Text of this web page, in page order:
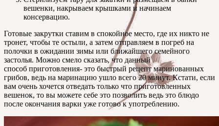
вешенки, накрываем крышками и начинаем
консервацию.
Готовые закрутки ставим в спокойное место, где их никто не
тронет, чтобы те остыли, а затем отправляем в погреб на
полочки в ожидании зимы или ближайшего семейного
застолья. Можно смело сказать, что данный
способ приготовления- это быстрый рецепт маринованных
грибов, ведь на маринацию ушло всего 20 минут. Кстати, если
вам очень хочется отведать только что приготовленных
вешенок, то вы можете себе это позволить ведь это блюдо
после окончания варки уже готово к употреблению.